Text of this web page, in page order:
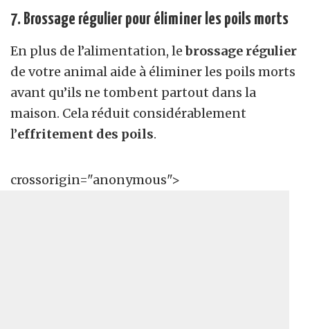
7. Brossage régulier pour éliminer les poils morts
En plus de l’alimentation, lebrossage régulier
de votre animal aide à éliminer les poils morts
avant qu’ils ne tombent partout dans la
maison. Cela réduit considérablement
l’effritement des poils.
crossorigin="anonymous">